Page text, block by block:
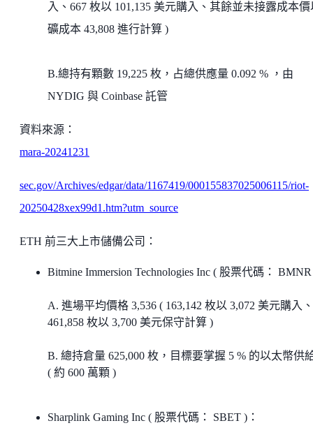
入、667 枚以 101,135 美元購入、其餘並未接露成本
礦成本 43,808 進行計算 )
B.總持有顆數 19,225 枚，占總供應量 0.092 % ，由
NYDIG 與 Coinbase 託管
資料來源：
mara-20241231
sec.gov/Archives/edgar/data/1167419/000155837025006115/riot-
20250428xex99d1.htm?utm_source
ETH 前三大上市儲備公司：
Bitmine Immersion Technologies Inc ( 股票代碼：
A. 進場平均價格 3,536 ( 163,142 枚以 3,072 美元購入、
461,858 枚以 3,700 美元保守計算 )
B. 總持倉量 625,000 枚，目標要掌握 5 % 的以太幣供
( 約 600 萬顆 )
Sharplink Gaming Inc ( 股票代碼： SBET )：